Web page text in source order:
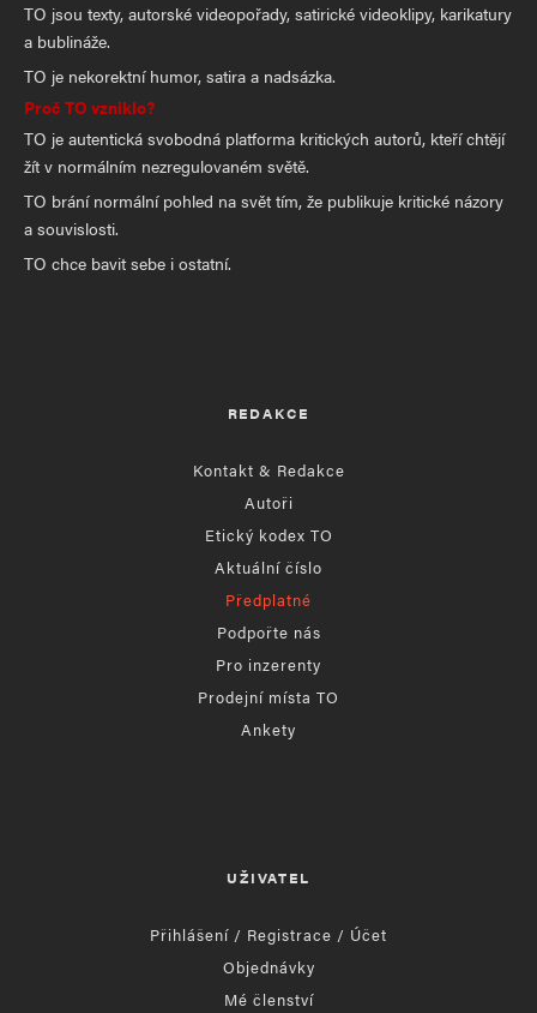
TO jsou texty, autorské videopořady, satirické videoklipy, karikatury
a bublináže.
TO je nekorektní humor, satira a nadsázka.
Proč TO vzniklo?
TO je autentická svobodná platforma kritických autorů, kteří chtějí
žít v normálním nezregulovaném světě.
TO brání normální pohled na svět tím, že publikuje kritické názory
a souvislosti.
TO chce bavit sebe i ostatní.
REDAKCE
Kontakt & Redakce
Autoři
Etický kodex TO
Aktuální číslo
Předplatné
Podpořte nás
Pro inzerenty
Prodejní místa TO
Ankety
UŽIVATEL
Přihlášení / Registrace / Účet
Objednávky
Mé členství